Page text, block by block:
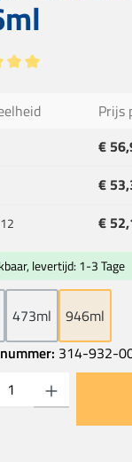
Prijs
€
€
12 €
314-932-
levertijd: 1-3 Tage
473ml 946ml
Voer de